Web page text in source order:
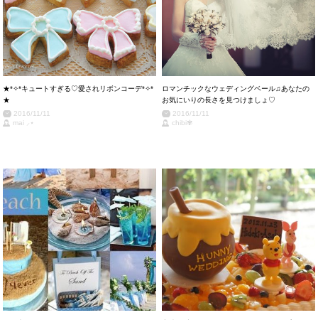
★*✧*キュートすぎる♡愛されリボンコーデ*✧*
★
2016/11/11
mai ⸝⋆
ロマンチックなウェディングベール♫あなたの
お気にいりの長さを見つけましょ♡
2016/11/11
chibi✾